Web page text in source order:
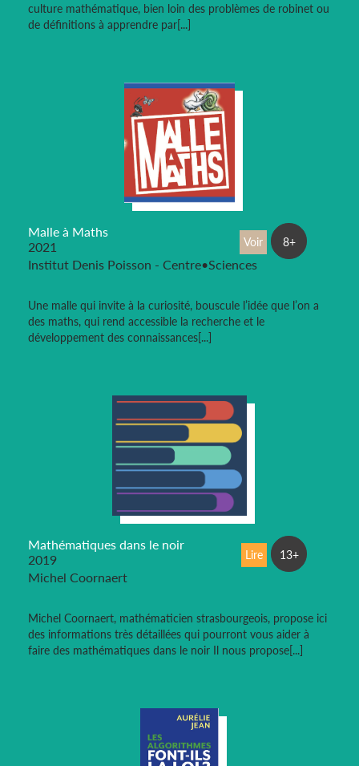
culture mathématique, bien loin des problèmes de robinet ou
de définitions à apprendre par[...]
Malle à Maths
2021
Institut Denis Poisson - Centre•Sciences
Une malle qui invite à la curiosité, bouscule l’idée que l’on a
des maths, qui rend accessible la recherche et le
développement des connaissances[...]
Voir 8+
Mathématiques dans le noir
2019
Michel Coornaert
Michel Coornaert, mathématicien strasbourgeois, propose ici
des informations très détaillées qui pourront vous aider à
faire des mathématiques dans le noir Il nous propose[...]
Lire 13+